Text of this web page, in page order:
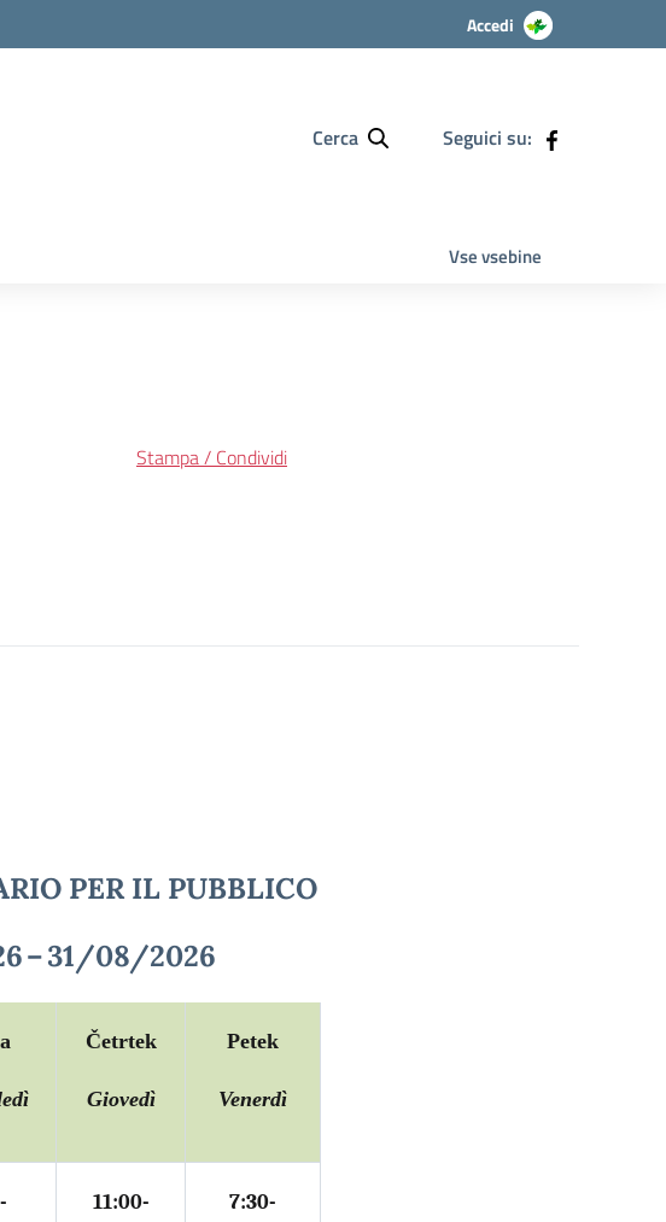
Accedi
Cerca Seguici su:
Vse vsebine
Stampa / Condividi
PER IL PUBBLICO
–31/08/2026
Četrtek
Giovedì
Petek
Venerdì
11:00-
7:30-